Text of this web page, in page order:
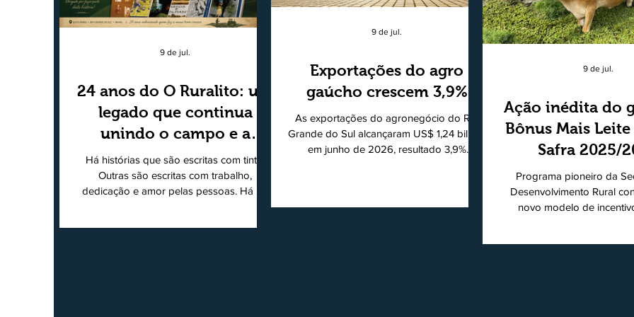
24 anos do O Ruralito: um
legado que continua
unindo o campo e a
cidade
Há histórias que são escritas com tinta.
Outras são escritas com trabalho,
dedicação e amor pelas pessoas. Há 24
9 de jul.
Exportações do agro
gaúcho crescem 3,9%
As exportações do agronegócio do Rio
Grande do Sul alcançaram US$ 1,24 bilhão
em junho de 2026, resultado 3,9%
Sul, o setor respondeu por 68,9% de
9 de jul.
Ação inédita do
Bônus Mais Leite
Safra 2025/
consolidando
modelo de
produtores
Programa pioneiro da
Desenvolvimento Rural
novo modelo de
9 de jul.